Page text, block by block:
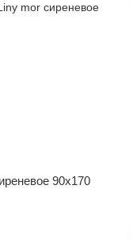
Полотенце Irya Liny mor сиреневое 90х170